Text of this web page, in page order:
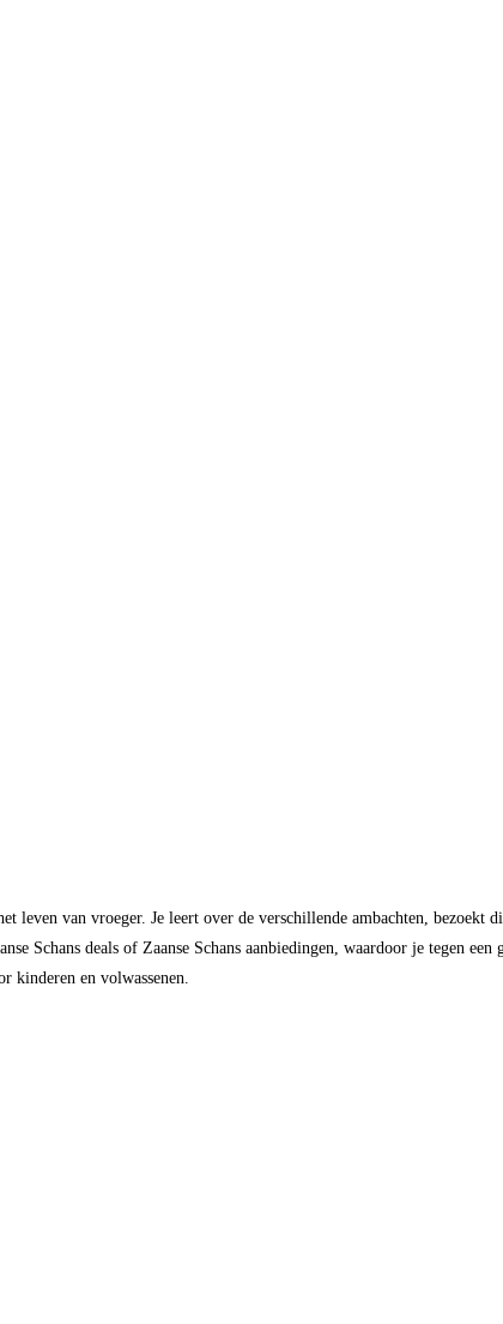
leven van vroeger. Je leert over de verschillende ambachten, bezoekt
Schans deals of Zaanse Schans aanbiedingen, waardoor je tegen een
kinderen en volwassenen.